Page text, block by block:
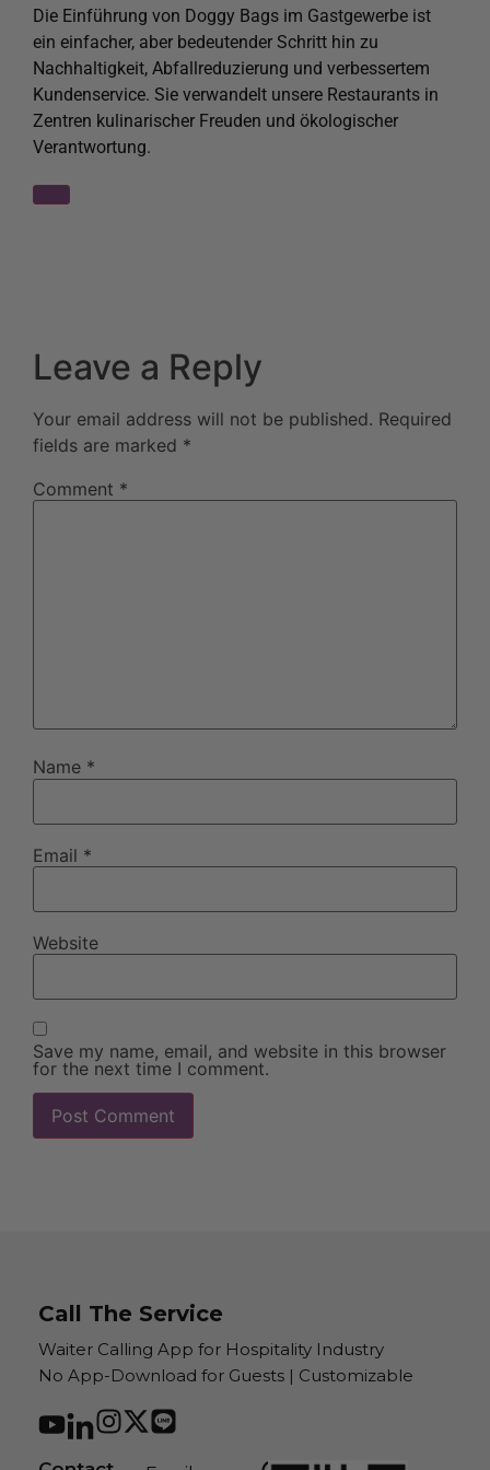
Die Einführung von Doggy Bags im Gastgewerbe ist
ein einfacher, aber bedeutender Schritt hin zu
Nachhaltigkeit, Abfallreduzierung und verbessertem
Kundenservice. Sie verwandelt unsere Restaurants in
Zentren kulinarischer Freuden und ökologischer
Verantwortung.
Leave a Reply
Your email address will not be published. Required
fields are marked *
Comment *
Name *
Email *
Website
Save my name, email, and website in this browser
for the next time I comment.
Call The Service
Waiter Calling App for Hospitality Industry
No App-Download for Guests | Customizable